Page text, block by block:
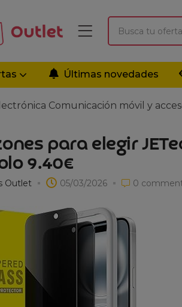
Últimas novedades
Comunicación móvil y
para elegir
9.40€
Outlet 05/03/2026 0